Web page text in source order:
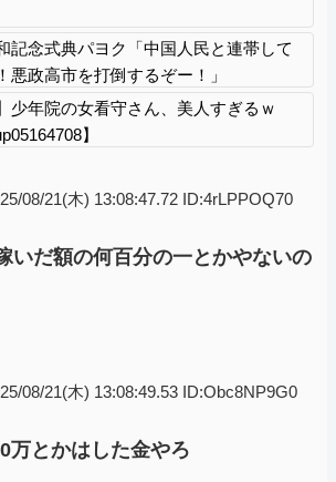
記念式典パヨク「中国人民と連帯して
悪政高市を打倒するぞー！」
少年院の女看守さん、美人すぎるｗ
】
08/21(木) 13:08:47.72 ID:4rLPPOQ70
いだ額の何百分の一とかやないの
08/21(木) 13:08:49.53 ID:Obc8NP9G0
万とかはした金やろ